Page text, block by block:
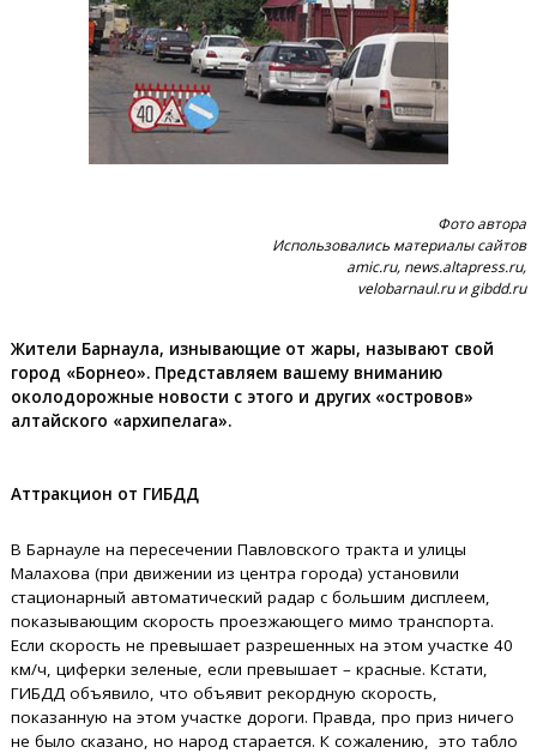
Фото автора
Использовались материалы сайтов
amic.ru, news.altapress.ru,
velobarnaul.ru и gibdd.ru
Жители Барнаула, изнывающие от жары, называют свой
город «Борнео». Представляем вашему вниманию
околодорожные новости с этого и других «островов»
алтайского «архипелага».
Аттракцион от ГИБДД
В Барнауле на пересечении Павловского тракта и улицы
Малахова (при движении из центра города) установили
стационарный автоматический радар с большим дисплеем,
показывающим скорость проезжающего мимо транспорта.
Если скорость не превышает разрешенных на этом участке 40
км/ч, циферки зеленые, если превышает – красные. Кстати,
ГИБДД объявило, что объявит рекордную скорость,
показанную на этом участке дороги. Правда, про приз ничего
не было сказано, но народ старается. К сожалению, это табло